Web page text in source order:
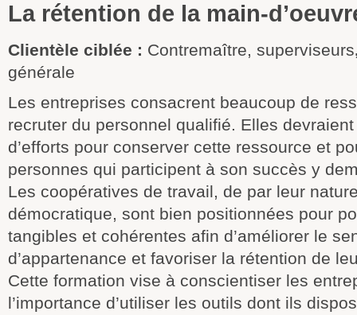
La rétention de la main-
Clientèle ciblée : Contremaître, superviseurs
générale
Les entreprises consacrent beaucoup de
recruter du personnel qualifié. Elles
d’efforts pour conserver cette ressource et
personnes qui participent à son succès y
Les coopératives de travail, de par leur
démocratique, sont bien positionnées pour
tangibles et cohérentes afin d’améliorer le
d’appartenance et favoriser la rétention de
Cette formation vise à conscientiser les
l’importance d’utiliser les outils dont ils